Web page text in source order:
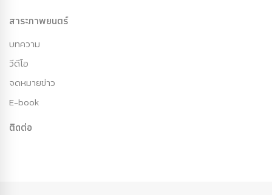
สาระภาพยนตร์
บทความ
วีดีโอ
จดหมายข่าว
E-book
ติดต่อ